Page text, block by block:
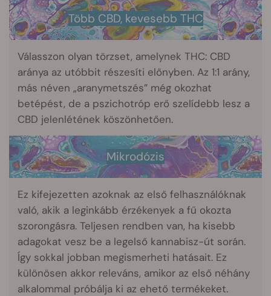
Több CBD, kevesebb THC
Válasszon olyan törzset, amelynek THC: CBD
aránya az utóbbit részesíti előnyben. Az 1:1 arány,
más néven „aranymetszés” még okozhat
betépést, de a pszichotróp erő szelídebb lesz a
CBD jelenlétének köszönhetően.
Mikrodózis
Ez kifejezetten azoknak az első felhasználóknak
való, akik a leginkább érzékenyek a fű okozta
szorongásra. Teljesen rendben van, ha kisebb
adagokat vesz be a legelső kannabisz-út során.
Így sokkal jobban megismerheti hatásait. Ez
különösen akkor releváns, amikor az első néhány
alkalommal próbálja ki az ehető termékeket.